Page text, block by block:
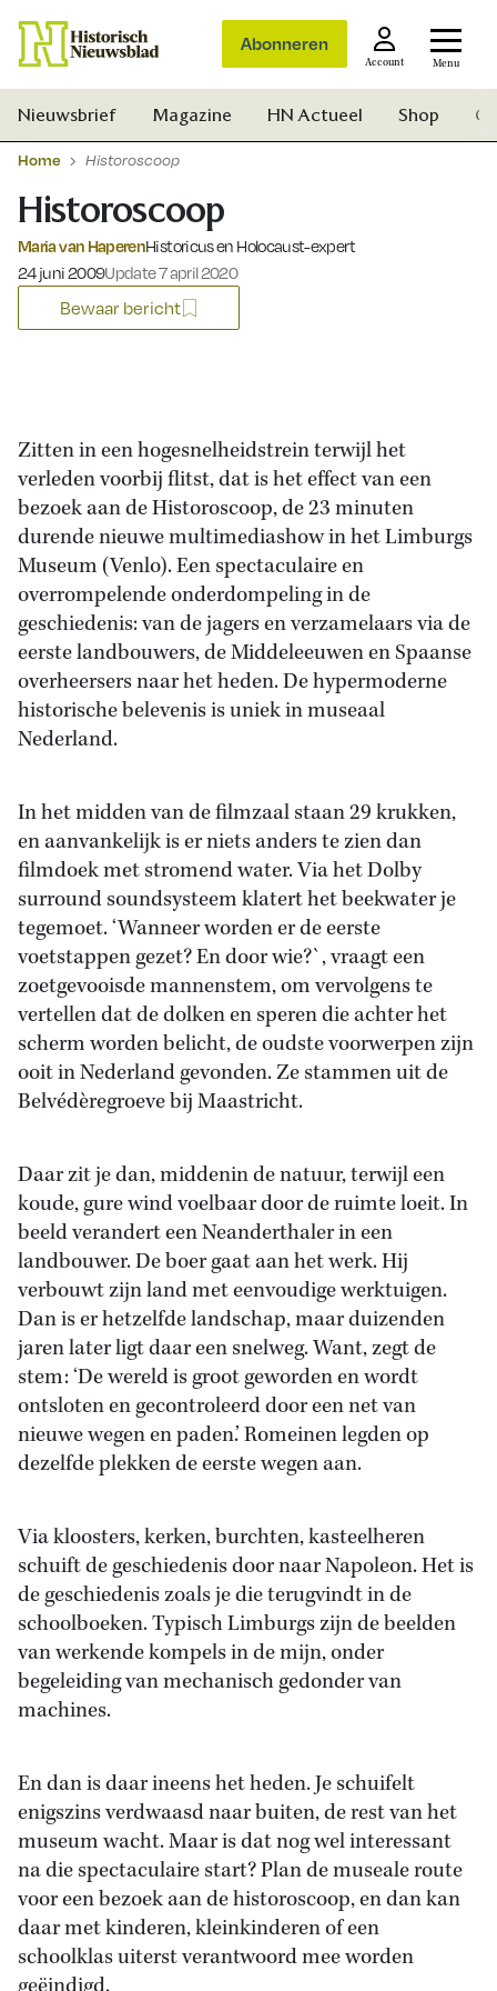
Abonneren
Account Menu
Zoek
Nieuwsbrief Magazine HN Actueel Shop
Home Historoscoop
Historoscoop
Maria van HaperenHistoricus en Holocaust-expert
Gepubliceerd op:
24 juni 2009Update 7 april 2020
Bewaar bericht
Zitten in een hogesnelheidstrein terwijl het
verleden voorbij flitst, dat is het effect van een
bezoek aan de Historoscoop, de 23 minuten
durende nieuwe multimediashow in het Limburgs
Museum (Venlo). Een spectaculaire en
overrompelende onderdompeling in de
geschiedenis: van de jagers en verzamelaars via de
eerste landbouwers, de Middeleeuwen en Spaanse
overheersers naar het heden. De hypermoderne
historische belevenis is uniek in museaal
Nederland.
In het midden van de filmzaal staan 29 krukken,
en aanvankelijk is er niets anders te zien dan
filmdoek met stromend water. Via het Dolby
surround soundsysteem klatert het beekwater je
tegemoet. ‘Wanneer worden er de eerste
voetstappen gezet? En door wie?`, vraagt een
zoetgevooisde mannenstem, om vervolgens te
vertellen dat de dolken en speren die achter het
scherm worden belicht, de oudste voorwerpen zijn
ooit in Nederland gevonden. Ze stammen uit de
Belvédèregroeve bij Maastricht.
Daar zit je dan, middenin de natuur, terwijl een
koude, gure wind voelbaar door de ruimte loeit. In
beeld verandert een Neanderthaler in een
landbouwer. De boer gaat aan het werk. Hij
verbouwt zijn land met eenvoudige werktuigen.
Dan is er hetzelfde landschap, maar duizenden
jaren later ligt daar een snelweg. Want, zegt de
stem: ‘De wereld is groot geworden en wordt
ontsloten en gecontroleerd door een net van
nieuwe wegen en paden.’ Romeinen legden op
dezelfde plekken de eerste wegen aan.
Via kloosters, kerken, burchten, kasteelheren
schuift de geschiedenis door naar Napoleon. Het is
de geschiedenis zoals je die terugvindt in de
schoolboeken. Typisch Limburgs zijn de beelden
van werkende kompels in de mijn, onder
begeleiding van mechanisch gedonder van
machines.
En dan is daar ineens het heden. Je schuifelt
enigszins verdwaasd naar buiten, de rest van het
museum wacht. Maar is dat nog wel interessant
na die spectaculaire start? Plan de museale route
voor een bezoek aan de historoscoop, en dan kan
daar met kinderen, kleinkinderen of een
schoolklas uiterst verantwoord mee worden